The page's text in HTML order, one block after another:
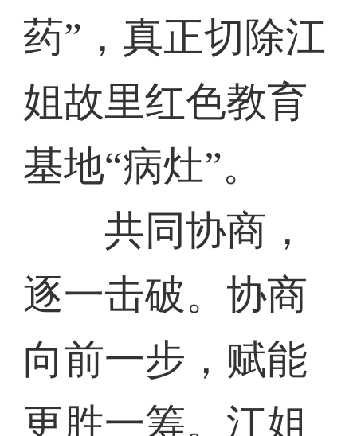
药”，真正切除江
姐故里红色教育
基地“病灶”。
共同协商，
逐一击破。协商
向前一步，赋能
更胜一筹。江姐